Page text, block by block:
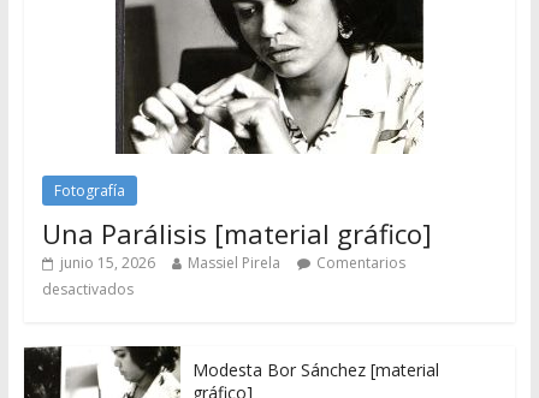
Fotografía
Una Parálisis [material gráfico]
junio 15, 2026 Massiel Pirela
Comentarios
desactivados
Modesta Bor Sánchez [material
gráfico]